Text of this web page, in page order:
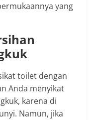
yang
toilet dengan
Anda menyikat
karena di
Namun, jika